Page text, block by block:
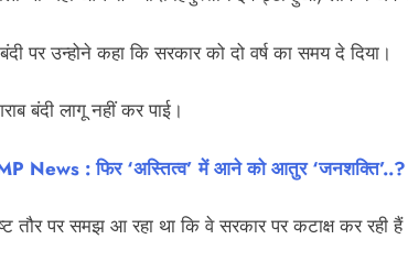
पर उन्होने कहा कि सरकार को दो वर्ष का समय दे दिया।
बंदी लागू नहीं कर पाई।
News : फिर ‘अस्तित्व’ में आने को आतुर ‘जनशक्ति’..?
तौर पर समझ आ रहा था कि वे सरकार पर कटाक्ष कर रही